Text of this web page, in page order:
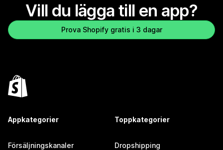
Vill du lägga till en app?
Prova Shopify gratis i 3 dagar
Appkategorier
Försäljningskanaler
Toppkategorier
Dropshipping